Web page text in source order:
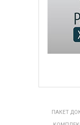
ПАКЕТ